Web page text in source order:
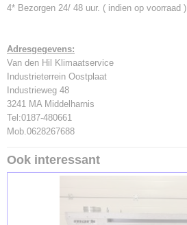
4* Bezorgen 24/ 48 uur. ( indien op voorraad )
Adresgegevens:
Van den Hil Klimaatservice
Industrieterrein Oostplaat
Industrieweg 48
3241 MA Middelharnis
Tel:0187-480661
Mob.0628267688
Ook interessant